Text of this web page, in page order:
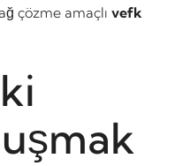
çözme amaçlı vefk